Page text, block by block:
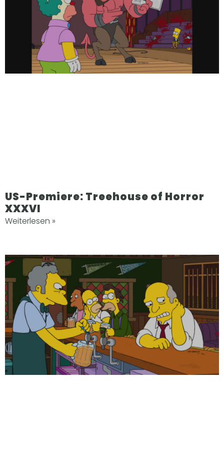
US-Premiere: Treehouse of Horror
XXXVI
Weiterlesen »